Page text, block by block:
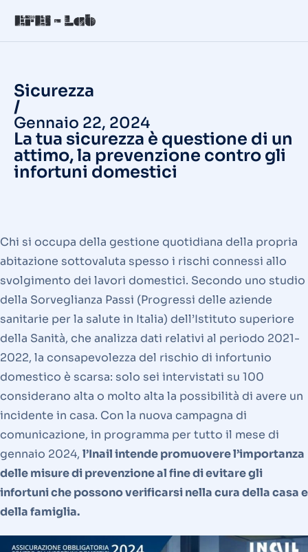
Sicurezza
/
Gennaio 22, 2024
La tua sicurezza è questione di un
attimo, la prevenzione contro gli
infortuni domestici
Chi si occupa della gestione quotidiana della propria
abitazione sottovaluta spesso i rischi connessi allo
svolgimento dei lavori domestici. Secondo uno studio
della Sorveglianza Passi (Progressi delle aziende
sanitarie per la salute in Italia) dell’Istituto superiore
della Sanità, che analizza dati relativi al periodo 2021-
2022, la consapevolezza del rischio di infortunio
domestico è scarsa: solo sei intervistati su 100
considerano alta o molto alta la possibilità di avere un
incidente in casa. Con la nuova campagna di
comunicazione, in programma per tutto il mese di
gennaio 2024, l’Inail intende promuovere l’importanza
delle misure di prevenzione al fine di evitare gli
infortuni che possono verificarsi nella cura della casa e
della famiglia.